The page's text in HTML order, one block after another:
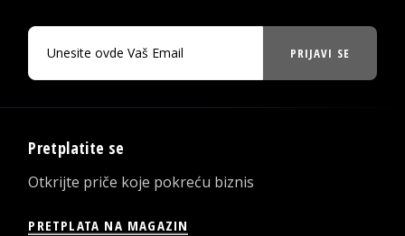
PRIJAVI SE
Pretplatite se
Otkrijte priče koje pokreću biznis
PRETPLATA NA MAGAZIN